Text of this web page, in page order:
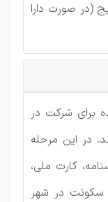
(در صورت دارا
برای شرکت در
در این مرحله
کارت ملی،
سکونت در شهر